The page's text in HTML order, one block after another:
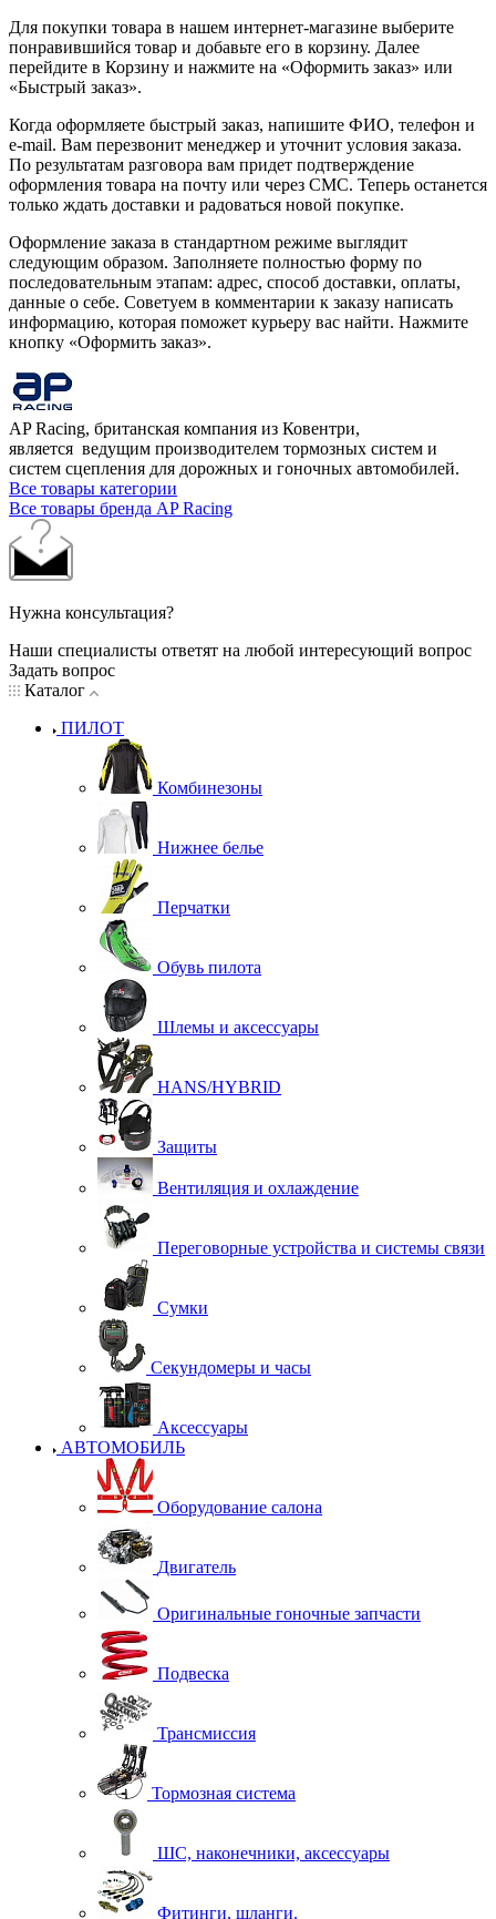
Для покупки товара в нашем интернет-магазине выберите
понравившийся товар и добавьте его в корзину. Далее
перейдите в Корзину и нажмите на «Оформить заказ» или
«Быстрый заказ».
Когда оформляете быстрый заказ, напишите ФИО, телефон и
e-mail. Вам перезвонит менеджер и уточнит условия заказа.
По результатам разговора вам придет подтверждение
оформления товара на почту или через СМС. Теперь останется
только ждать доставки и радоваться новой покупке.
Оформление заказа в стандартном режиме выглядит
следующим образом. Заполняете полностью форму по
последовательным этапам: адрес, способ доставки, оплаты,
данные о себе. Советуем в комментарии к заказу написать
информацию, которая поможет курьеру вас найти. Нажмите
кнопку «Оформить заказ».
AP Racing, британская компания из Ковентри,
является ведущим производителем тормозных систем и
систем сцепления для дорожных и гоночных автомобилей.
Все товары категории
Все товары бренда AP Racing
Нужна консультация?
Наши специалисты ответят на любой интересующий вопрос
Задать вопрос
Каталог
ПИЛОТ
Комбинезоны
Нижнее белье
Перчатки
Обувь пилота
Шлемы и аксессуары
HANS/HYBRID
Защиты
Вентиляция и охлаждение
Переговорные устройства и системы связи
Сумки
Секундомеры и часы
Аксессуары
АВТОМОБИЛЬ
Оборудование салона
Двигатель
Оригинальные гоночные запчасти
Подвеска
Трансмиссия
Тормозная система
ШС, наконечники, аксессуары
Фитинги, шланги.